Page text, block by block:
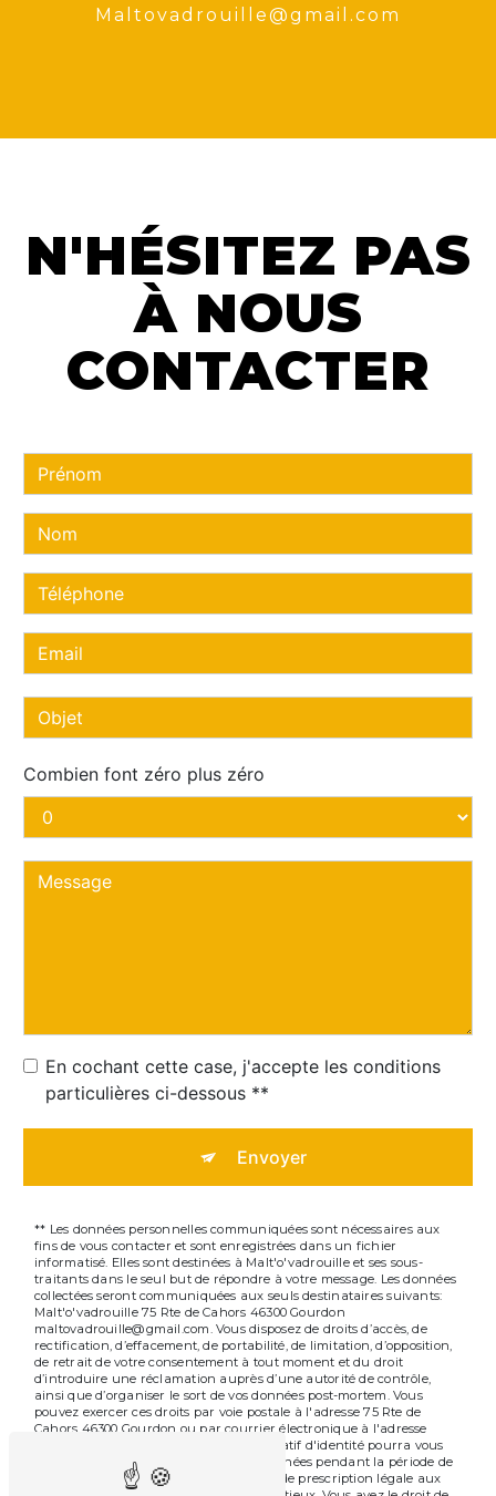
maltovadrouille@gmail.com
N'HÉSITEZ PAS
À NOUS
CONTACTER
Combien font zéro plus zéro
En cochant cette case, j'accepte les conditions
particulières ci-dessous **
Envoyer
** Les données personnelles communiquées sont nécessaires aux
fins de vous contacter et sont enregistrées dans un fichier
informatisé. Elles sont destinées à Malt'o'vadrouille et ses sous-
traitants dans le seul but de répondre à votre message. Les données
collectées seront communiquées aux seuls destinataires suivants:
Malt'o'vadrouille 75 Rte de Cahors 46300 Gourdon
maltovadrouille@gmail.com. Vous disposez de droits d’accès, de
rectification, d’effacement, de portabilité, de limitation, d’opposition,
de retrait de votre consentement à tout moment et du droit
d’introduire une réclamation auprès d’une autorité de contrôle,
ainsi que d’organiser le sort de vos données post-mortem. Vous
pouvez exercer ces droits par voie postale à l'adresse 75 Rte de
Cahors 46300 Gourdon ou par courrier électronique à l'adresse
maltovadrouille@gmail.com. Un justificatif d'identité pourra vous
être demandé. Nous conservons vos données pendant la période de
prise de contact puis pendant la durée de prescription légale aux